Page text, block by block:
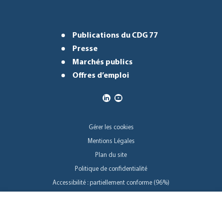
Publications du CDG 77
Presse
Marchés publics
Offres d’emploi
Gérer les cookies
Mentions Légales
Plan du site
Politique de confidentialité
Accessibilité : partiellement conforme (96%)